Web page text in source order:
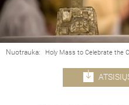
Nuotrauka: Holy Mass to Celebrate the